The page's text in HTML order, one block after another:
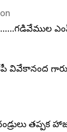
on
వివేకానంద
తప్పక